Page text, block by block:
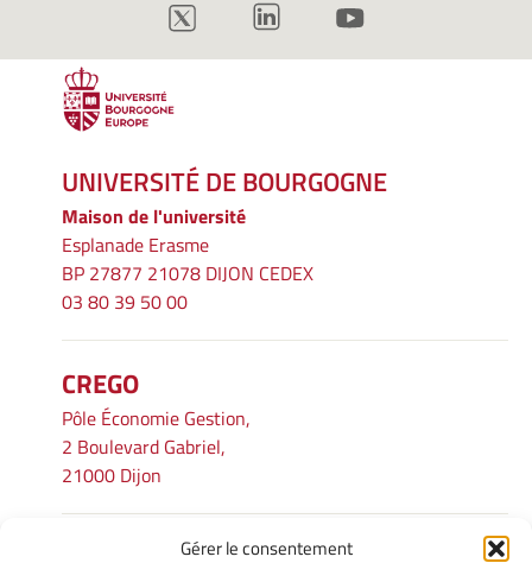
Gérer le consentement
UNIVERSITÉ DE BOURGOGNE
Maison de l'université
Esplanade Erasme
BP 27877 21078 DIJON CEDEX
03 80 39 50 00
CREGO
Pôle Économie Gestion,
2 Boulevard Gabriel,
21000 Dijon